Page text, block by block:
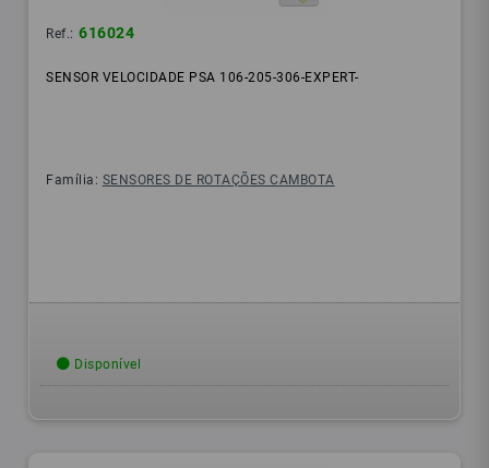
Ref.: 616024
SENSOR VELOCIDADE PSA 106-205-306-EXPERT-
Família: SENSORES DE ROTAÇÕES CAMBOTA
Disponível